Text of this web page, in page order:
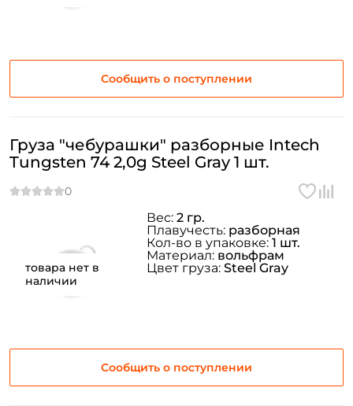
Сообщить о поступлении
товара нет в
наличии
Груза "чебурашки" разборные Intech
Tungsten 74 2,0g Steel Gray 1 шт.
Сообщить о поступлении
Вес: 2 гр.
Плавучесть: разборная
Кол-во в упаковке:1 шт.
Материал: вольфрам
Цвет груза: Steel Gray
персональных данных
У меня уже есть аккаунт